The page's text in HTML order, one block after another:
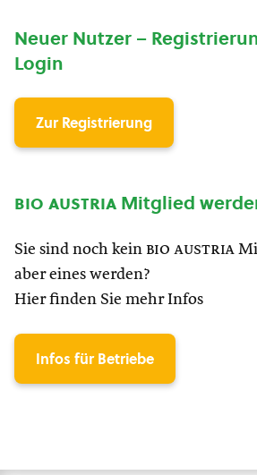
Neuer Nutzer –
Login
Zur Registrierung
bio austria Mitglied
Sie sind noch kein bio austria
aber eines werden?
Hier finden Sie mehr Infos
Infos für Betriebe